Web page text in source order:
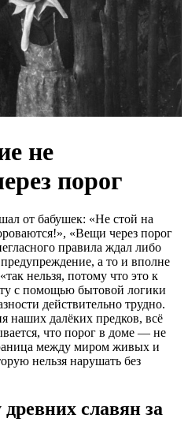
не
порог
от бабушек: «Не стой на
«Вещи через порог
правила ждал либо
а то и вполне
нельзя, потому что это к
с помощью бытовой логики
действительно трудно.
наших далёких предков, всё
что порог в доме — не
между миром живых и
нельзя нарушать без
славян за